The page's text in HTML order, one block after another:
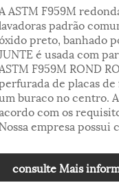
ASTM F959M
padrão
preto, banhado
é usada com
F959M ROND
de placas
buraco no centro.
com os
Nossa empresa possui
consulte Mais